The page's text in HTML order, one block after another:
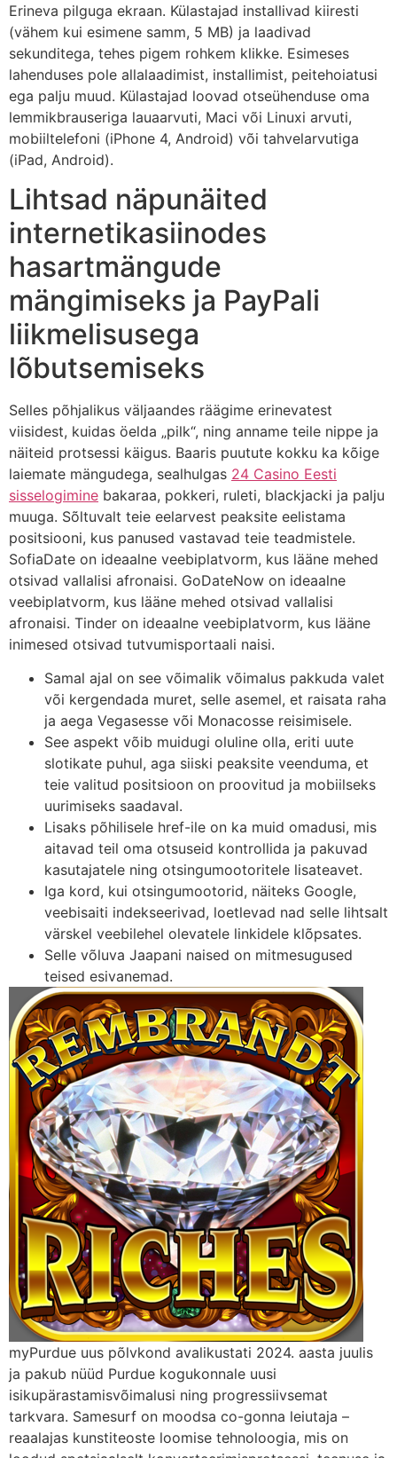
Erineva pilguga ekraan. Külastajad installivad kiiresti
(vähem kui esimene samm, 5 MB) ja laadivad
sekunditega, tehes pigem rohkem klikke. Esimeses
lahenduses pole allalaadimist, installimist, peitehoiatusi
ega palju muud. Külastajad loovad otseühenduse oma
lemmikbrauseriga lauaarvuti, Maci või Linuxi arvuti,
mobiiltelefoni (iPhone 4, Android) või tahvelarvutiga
(iPad, Android).
Lihtsad näpunäited
internetikasiinodes
hasartmängude
mängimiseks ja PayPali
liikmelisusega
lõbutsemiseks
Selles põhjalikus väljaandes räägime erinevatest
viisidest, kuidas öelda „pilk“, ning anname teile nippe ja
näiteid protsessi käigus. Baaris puutute kokku ka kõige
laiemate mängudega, sealhulgas 24 Casino Eesti
sisselogimine bakaraa, pokkeri, ruleti, blackjacki ja palju
muuga. Sõltuvalt teie eelarvest peaksite eelistama
positsiooni, kus panused vastavad teie teadmistele.
SofiaDate on ideaalne veebiplatvorm, kus lääne mehed
otsivad vallalisi afronaisi. GoDateNow on ideaalne
veebiplatvorm, kus lääne mehed otsivad vallalisi
afronaisi. Tinder on ideaalne veebiplatvorm, kus lääne
inimesed otsivad tutvumisportaali naisi.
Samal ajal on see võimalik võimalus pakkuda valet
või kergendada muret, selle asemel, et raisata raha
ja aega Vegasesse või Monacosse reisimisele.
See aspekt võib muidugi oluline olla, eriti uute
slotikate puhul, aga siiski peaksite veenduma, et
teie valitud positsioon on proovitud ja mobiilseks
uurimiseks saadaval.
Lisaks põhilisele href-ile on ka muid omadusi, mis
aitavad teil oma otsuseid kontrollida ja pakuvad
kasutajatele ning otsingumootoritele lisateavet.
Iga kord, kui otsingumootorid, näiteks Google,
veebisaiti indekseerivad, loetlevad nad selle lihtsalt
värskel veebilehel olevatele linkidele klõpsates.
Selle võluva Jaapani naised on mitmesugused
teised esivanemad.
myPurdue uus põlvkond avalikustati 2024. aasta juulis
ja pakub nüüd Purdue kogukonnale uusi
isikupärastamisvõimalusi ning progressiivsemat
tarkvara. Samesurf on moodsa co-gonna leiutaja –
reaalajas kunstiteoste loomise tehnoloogia, mis on